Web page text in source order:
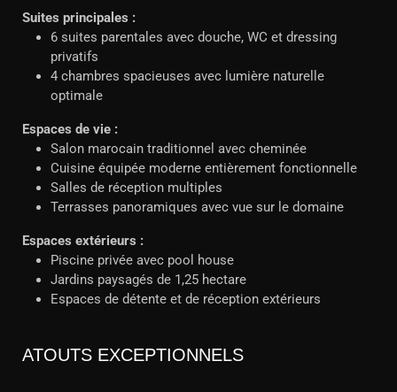
Suites principales :
6 suites parentales avec douche, WC et dressing
privatifs
4 chambres spacieuses avec lumière naturelle
optimale
Espaces de vie :
Salon marocain traditionnel avec cheminée
Cuisine équipée moderne entièrement fonctionnelle
Salles de réception multiples
Terrasses panoramiques avec vue sur le domaine
Espaces extérieurs :
Piscine privée avec pool house
Jardins paysagés de 1,25 hectare
Espaces de détente et de réception extérieurs
ATOUTS EXCEPTIONNELS